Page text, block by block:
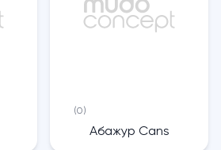
(0)
Абажур Cans